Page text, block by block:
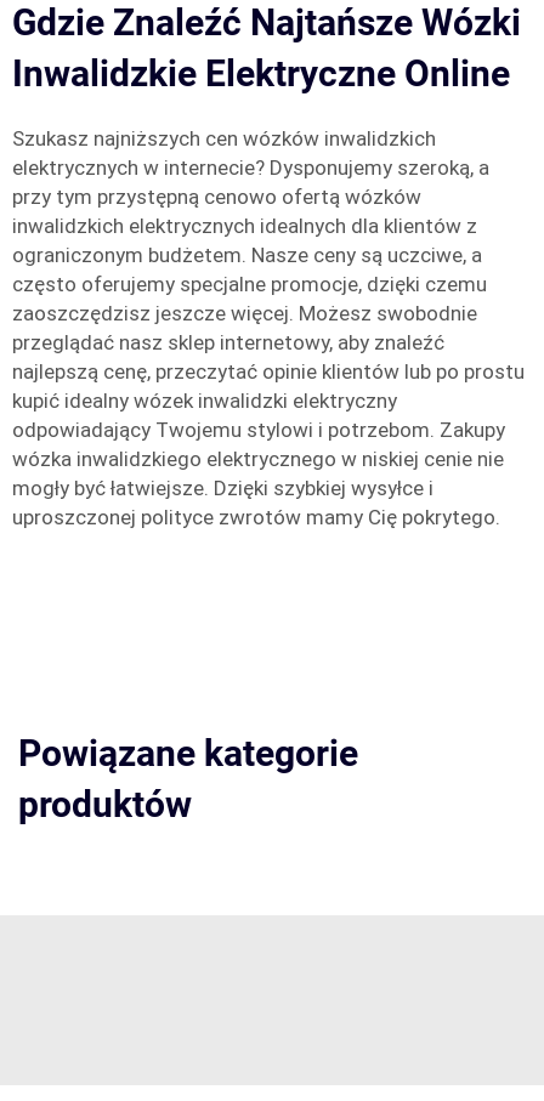
Gdzie Znaleźć Najtańsze Wózki
Inwalidzkie Elektryczne Online
Szukasz najniższych cen wózków inwalidzkich
elektrycznych w internecie? Dysponujemy szeroką, a
przy tym przystępną cenowo ofertą wózków
inwalidzkich elektrycznych idealnych dla klientów z
ograniczonym budżetem. Nasze ceny są uczciwe, a
często oferujemy specjalne promocje, dzięki czemu
zaoszczędzisz jeszcze więcej. Możesz swobodnie
przeglądać nasz sklep internetowy, aby znaleźć
najlepszą cenę, przeczytać opinie klientów lub po prostu
kupić idealny wózek inwalidzki elektryczny
odpowiadający Twojemu stylowi i potrzebom. Zakupy
wózka inwalidzkiego elektrycznego w niskiej cenie nie
mogły być łatwiejsze. Dzięki szybkiej wysyłce i
uproszczonej polityce zwrotów mamy Cię pokrytego.
Powiązane kategorie
produktów